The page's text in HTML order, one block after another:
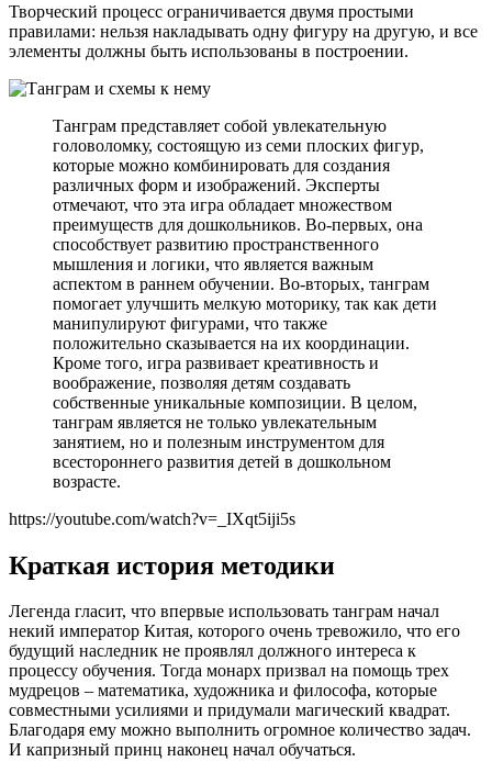
Творческий процесс ограничивается двумя простыми
правилами: нельзя накладывать одну фигуру на другую, и все
элементы должны быть использованы в построении.
Танграм представляет собой увлекательную
головоломку, состоящую из семи плоских фигур,
которые можно комбинировать для создания
различных форм и изображений. Эксперты
отмечают, что эта игра обладает множеством
преимуществ для дошкольников. Во-первых, она
способствует развитию пространственного
мышления и логики, что является важным
аспектом в раннем обучении. Во-вторых, танграм
помогает улучшить мелкую моторику, так как дети
манипулируют фигурами, что также
положительно сказывается на их координации.
Кроме того, игра развивает креативность и
воображение, позволяя детям создавать
собственные уникальные композиции. В целом,
танграм является не только увлекательным
занятием, но и полезным инструментом для
всестороннего развития детей в дошкольном
возрасте.
https://youtube.com/watch?v=_IXqt5iji5s
Краткая история методики
Легенда гласит, что впервые использовать танграм начал
некий император Китая, которого очень тревожило, что его
будущий наследник не проявлял должного интереса к
процессу обучения. Тогда монарх призвал на помощь трех
мудрецов – математика, художника и философа, которые
совместными усилиями и придумали магический квадрат.
Благодаря ему можно выполнить огромное количество задач.
И капризный принц наконец начал обучаться.